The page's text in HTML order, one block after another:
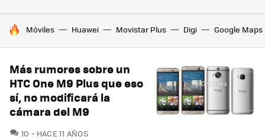
HOY SE HABLA DE
Móviles Huawei Movistar Plus Digi Google Maps
Más rumores sobre un
HTC One M9 Plus que eso
sí, no modificará la
cámara del M9
10 COMENTARIOS
HACE 11 AÑOS